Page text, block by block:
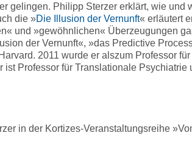
gelingen. Philipp Sterzer erklärt, wie
die »Die Illusion der Vernunft« erläutert
und »gewöhnlichen« Überzeugungen
der Vernunft«, »das Predictive
2011 wurde er alszum Professor
Professor für Translationale Psychiatrie
in der Kortizes-Veranstaltungsreihe